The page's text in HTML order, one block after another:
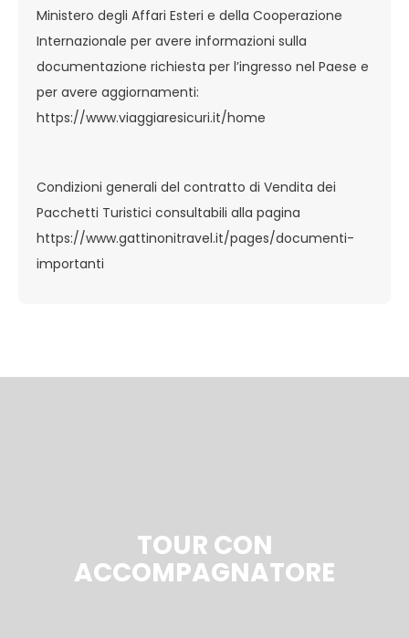
Ministero degli Affari Esteri e della Cooperazione
Internazionale per avere informazioni sulla
documentazione richiesta per l’ingresso nel Paese e
per avere aggiornamenti:
https://www.viaggiaresicuri.it/home
Condizioni generali del contratto di Vendita dei
Pacchetti Turistici consultabili alla pagina
https://www.gattinonitravel.it/pages/documenti-
importanti
TOUR CON
ACCOMPAGNATORE